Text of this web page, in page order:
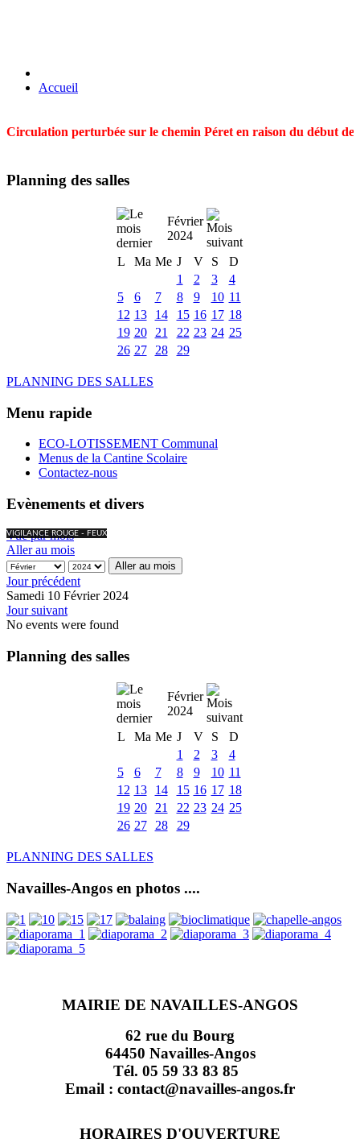
Accueil
Circulation perturbée sur le chemin Péret en raison du début
Planning des salles
Février
2024
L
Ma Me J V S
D
1
2 3
4
5
6 7 8 9 10 11
12 13 14 15 16 17 18
19 20 21 22 23 24 25
26 27 28 29
PLANNING DES SALLES
Menu rapide
ECO-LOTISSEMENT Communal
Menus de la Cantine Scolaire
Contactez-nous
Evènements et divers
VIGILANCE ROUGE - FEUX
Vue par mois
Aller au mois
Aller au mois
Jour précédent
Samedi 10 Février 2024
Jour suivant
No events were found
Planning des salles
Février
2024
L
Ma Me J V S
D
1
2 3
4
5
6 7 8 9 10 11
12 13 14 15 16 17 18
19 20 21 22 23 24 25
26 27 28 29
PLANNING DES SALLES
Navailles-Angos en photos ....
MAIRIE DE NAVAILLES-ANGOS
62 rue du Bourg
64450 Navailles-Angos
Tél. 05 59 33 83 85
Email : contact@navailles-angos.fr
HORAIRES D'OUVERTURE